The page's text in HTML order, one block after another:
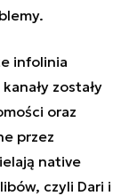
infolinia
zostały
oraz
przez
native
czyli Dari i